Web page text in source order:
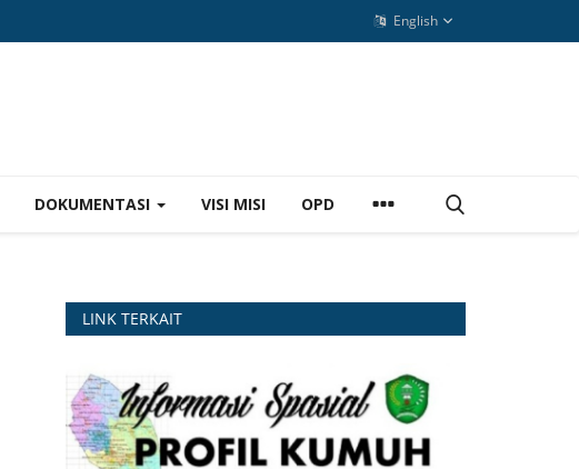
English
DOKUMENTASI VISI MISI OPD
LINK TERKAIT